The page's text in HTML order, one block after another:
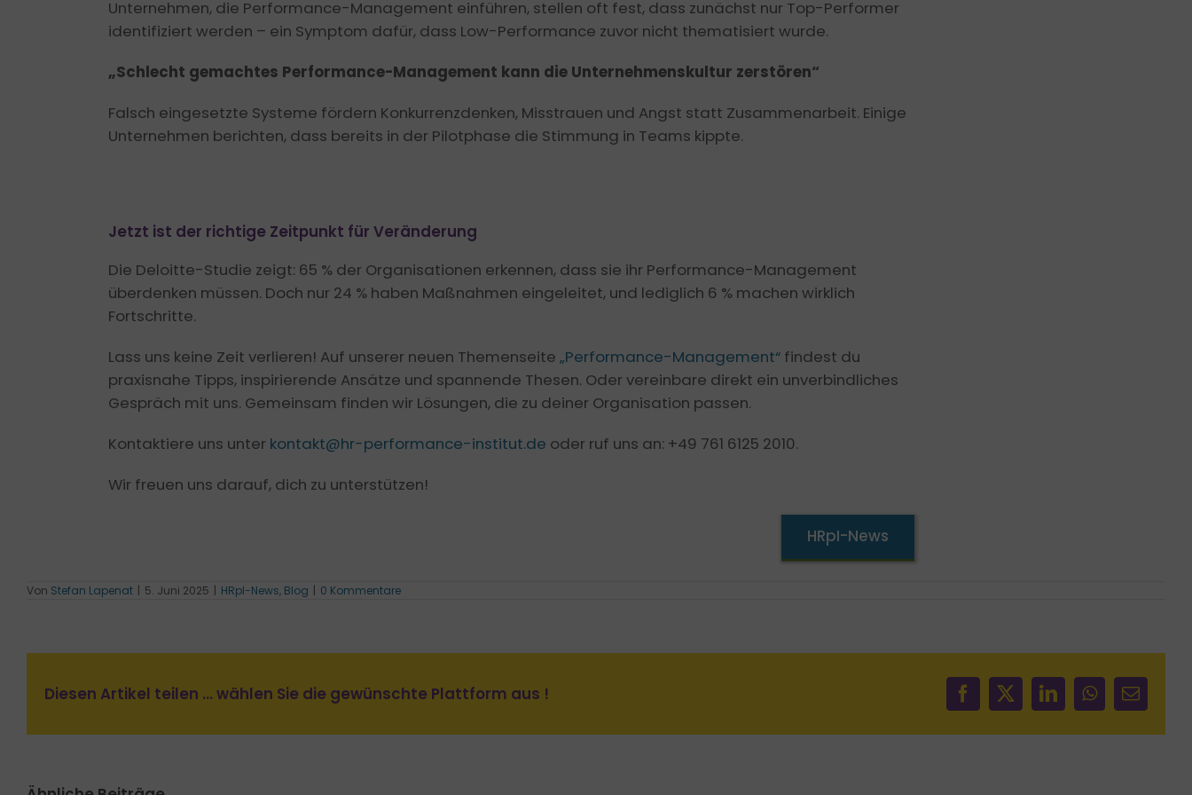
Unternehmen, die Performance-Management einführen, stellen oft fest, dass zunächst nur Top-Performer
identifiziert werden – ein Symptom dafür, dass Low-Performance zuvor nicht thematisiert wurde.
„Schlecht gemachtes Performance-Management kann die Unternehmenskultur zerstören“
Falsch eingesetzte Systeme fördern Konkurrenzdenken, Misstrauen und Angst statt Zusammenarbeit. Einige
Unternehmen berichten, dass bereits in der Pilotphase die Stimmung in Teams kippte.
Jetzt ist der richtige Zeitpunkt für Veränderung
Die Deloitte-Studie zeigt: 65 % der Organisationen erkennen, dass sie ihr Performance-Management
überdenken müssen. Doch nur 24 % haben Maßnahmen eingeleitet, und lediglich 6 % machen wirklich
Fortschritte.
Lass uns keine Zeit verlieren! Auf unserer neuen Themenseite „Performance-Management“findest du
praxisnahe Tipps, inspirierende Ansätze und spannende Thesen. Oder vereinbare direkt ein unverbindliches
Gespräch mit uns. Gemeinsam finden wir Lösungen, die zu deiner Organisation passen.
Kontaktiere uns unter kontakt@hr-performance-institut.de oder ruf uns an: +49 761 6125 2010.
Wir freuen uns darauf, dich zu unterstützen!
HRpI-News
Von Stefan Lapenat | 5. Juni 2025 | HRpI-News, Blog | 0 Kommentare
Diesen Artikel teilen ... wählen Sie die gewünschte Plattform aus ! Facebook
X LinkedInWhatsApp
E-